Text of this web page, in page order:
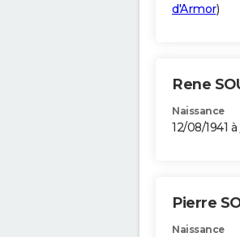
d'Armor)
Rene
Naissance
12/08/1941 à
Pierre
Naissance